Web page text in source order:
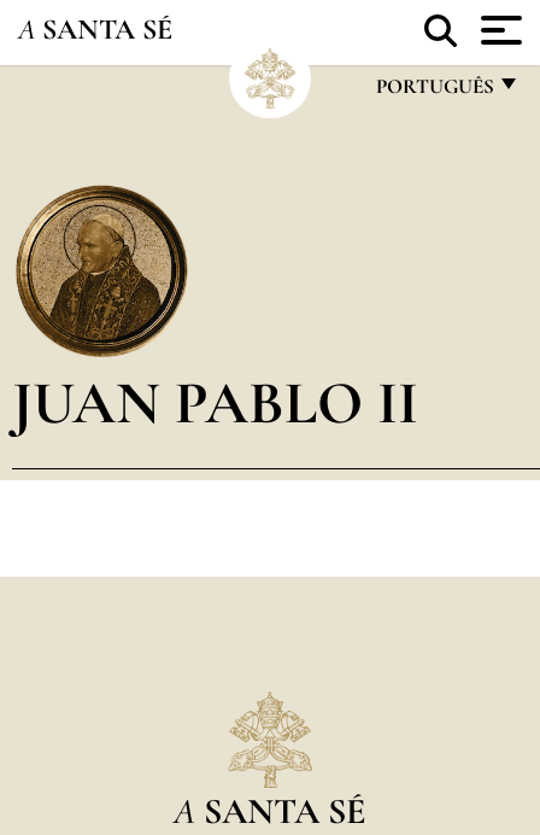
A SANTA SÉ
PORTUGUÊS
POLSKI
العربيّة
JUAN PABLO II
A SANTA SÉ